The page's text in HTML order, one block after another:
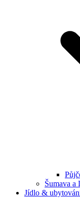
Šumava a
Jídlo &